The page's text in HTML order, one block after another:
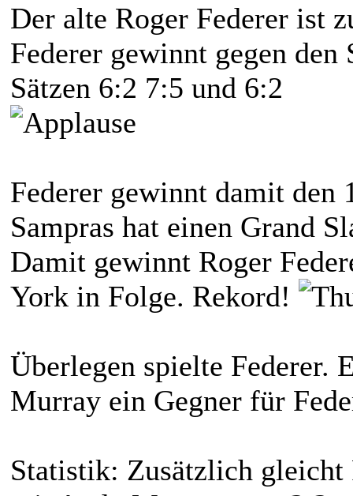
Der alte Roger Federer ist
Federer gewinnt gegen
Sätzen 6:2 7:5 und 6:2
Federer gewinnt damit den
Sampras hat einen Grand
Damit gewinnt Roger
York in Folge. Rekord!
Überlegen spielte Federer.
Murray ein Gegner für
Statistik: Zusätzlich